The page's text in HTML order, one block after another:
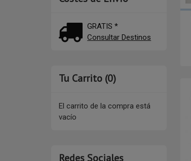
GRATIS *
Consultar Destinos
Tu Carrito (0)
El carrito de la compra está
vacío
Redes Sociales